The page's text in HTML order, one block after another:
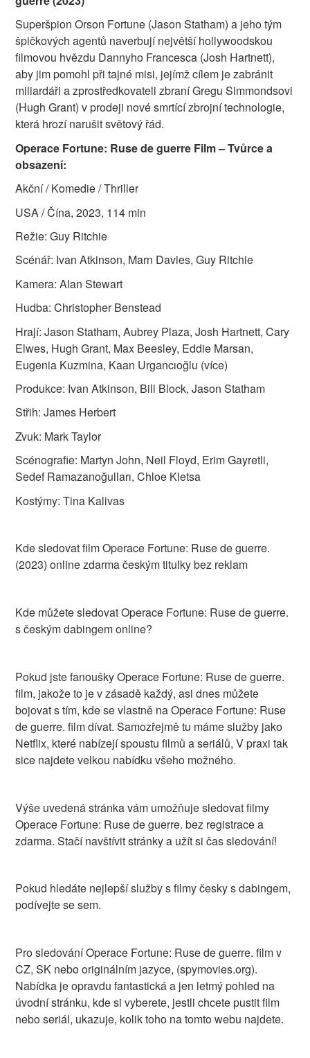
Superšpion Orson Fortune (Jason Statham) a jeho tým
špičkových agentů naverbují největší hollywoodskou
filmovou hvězdu Dannyho Francesca (Josh Hartnett),
aby jim pomohl při tajné misi, jejímž cílem je zabránit
miliardáři a zprostředkovateli zbraní Gregu Simmondsovi
(Hugh Grant) v prodeji nové smrtící zbrojní technologie,
která hrozí narušit světový řád.
Operace Fortune: Ruse de guerre Film – Tvůrce a
obsazení:
Akční / Komedie / Thriller
USA / Čína, 2023, 114 min
Režie: Guy Ritchie
Scénář: Ivan Atkinson, Marn Davies, Guy Ritchie
Kamera: Alan Stewart
Hudba: Christopher Benstead
Hrají: Jason Statham, Aubrey Plaza, Josh Hartnett, Cary
Elwes, Hugh Grant, Max Beesley, Eddie Marsan,
Eugenia Kuzmina, Kaan Urgancıoğlu (více)
Produkce: Ivan Atkinson, Bill Block, Jason Statham
Střih: James Herbert
Zvuk: Mark Taylor
Scénografie: Martyn John, Neil Floyd, Erim Gayretli,
Sedef Ramazanoğulları, Chloe Kletsa
Kostýmy: Tina Kalivas
Kde sledovat film Operace Fortune: Ruse de guerre.
(2023) online zdarma českým titulky bez reklam
Kde můžete sledovat Operace Fortune: Ruse de guerre.
s českým dabingem online?
Pokud jste fanoušky Operace Fortune: Ruse de guerre.
film, jakože to je v zásadě každý, asi dnes můžete
bojovat s tím, kde se vlastně na Operace Fortune: Ruse
de guerre. film dívat. Samozřejmě tu máme služby jako
Netflix, které nabízejí spoustu filmů a seriálů, V praxi tak
sice najdete velkou nabídku všeho možného.
Výše uvedená stránka vám umožňuje sledovat filmy
Operace Fortune: Ruse de guerre. bez registrace a
zdarma. Stačí navštívit stránky a užít si čas sledování!
Pokud hledáte nejlepší služby s filmy česky s dabingem,
podívejte se sem.
Pro sledování Operace Fortune: Ruse de guerre. film v
CZ, SK nebo originálním jazyce, (spymovies.org).
Nabídka je opravdu fantastická a jen letmý pohled na
úvodní stránku, kde si vyberete, jestli chcete pustit film
nebo seriál, ukazuje, kolik toho na tomto webu najdete.